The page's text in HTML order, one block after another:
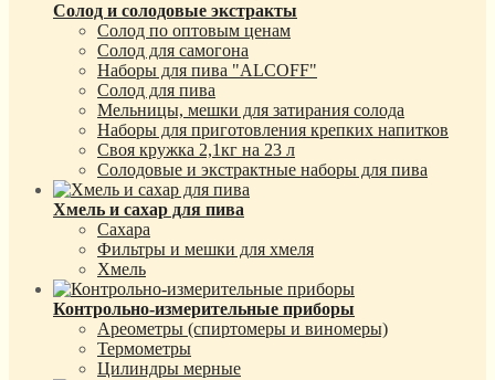
Солод и солодовые экстракты
Солод по оптовым ценам
Солод для самогона
Наборы для пива "ALCOFF"
Солод для пива
Мельницы, мешки для затирания солода
Наборы для приготовления крепких напитков
Своя кружка 2,1кг на 23 л
Солодовые и экстрактные наборы для пива
Хмель и сахар для пива
Сахара
Фильтры и мешки для хмеля
Хмель
Контрольно-измерительные приборы
Ареометры (спиртомеры и виномеры)
Термометры
Цилиндры мерные